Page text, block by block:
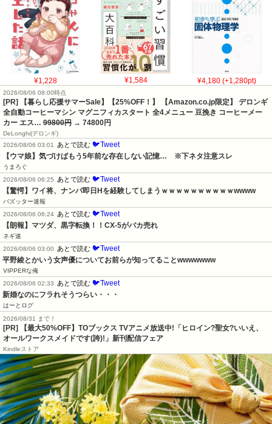
¥1,228 ¥1,584 ¥4,180 (+1,280pt)
2026/08/06 08:00時点
[PR] 【暮らし応援サマーSale】【25%OFF！】 【Amazon.co.jp限定】 デロンギ
全自動コーヒーマシン マグニフィカスタート 全4メニュー 豆挽き コーヒーメー
カー エス… 99800円 → 74800円
DeLonghi(デロンギ)
2026/08/06 03:01
あとで読む 🐦Tweet
【ウマ娘】気づけばもう5年前な存在しない記憶…　※下ネタ注意スレ
うまろぐ
2026/08/06 06:25
あとで読む 🐦Tweet
【驚愕】ワイ将、ナンパ即日Hを経験してしまうｗｗｗｗｗｗｗｗｗｗwwww
バズッター速報
2026/08/06 06:24 あとで読む 🐦Tweet
【朗報】マツダ、黒字転換！！CX-5がバカ売れ
ネギ速
2026/08/06 03:00
あとで読む 🐦Tweet
平野綾とかいう女声優についてお前らが知ってることwwwwwww
VIPPERな俺
2026/08/06 02:33
あとで読む 🐦Tweet
新婚なのにフラれそうつらい・・・
はーとログ
2026/08/31 まで！
[PR] 【最大50%OFF】TOブックス TVアニメ放送中!「ヒロイン?聖女?いいえ、
オールワークスメイドです(誇)!」新刊配信フェア
Kindleストア